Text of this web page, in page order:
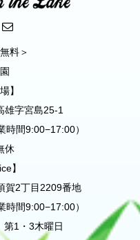
料＞
】
雄字宮島25-1
間9:00−17:00）
休
】
賀2丁目2209番地
間9:00−17:00）
1・3木曜日